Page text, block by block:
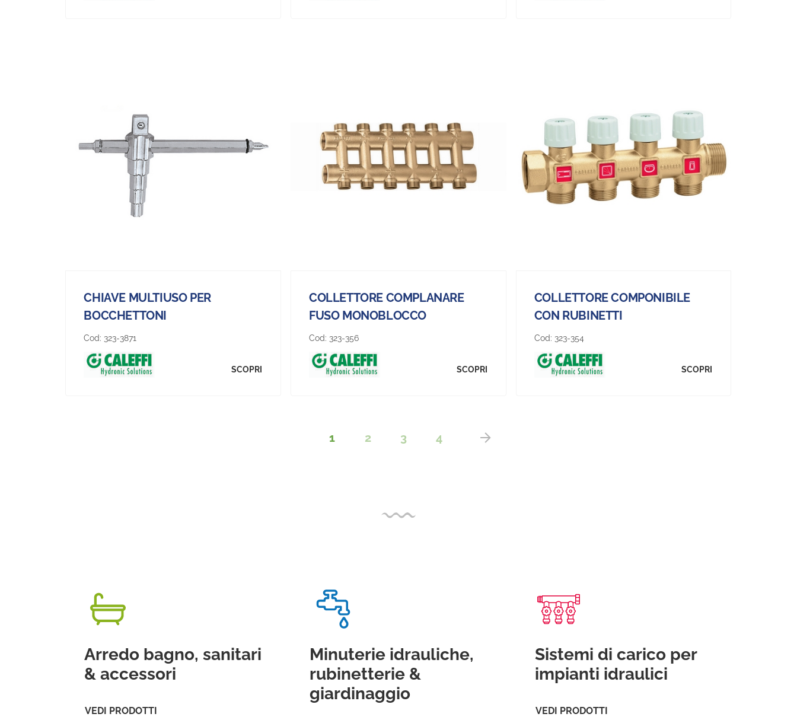
CHIAVE MULTIUSO PER
BOCCHETTONI
Cod: 323-3871
SCOPRI
COLLETTORE COMPLANARE
FUSO MONOBLOCCO
Cod: 323-356
SCOPRI
COLLETTORE COMPONIBILE
CON RUBINETTI
Cod: 323-354
SCOPRI
1 2 3 4
Arredo bagno, sanitari
& accessori
VEDI PRODOTTI
Minuterie idrauliche,
rubinetterie &
giardinaggio
Sistemi di carico per
impianti idraulici
VEDI PRODOTTI